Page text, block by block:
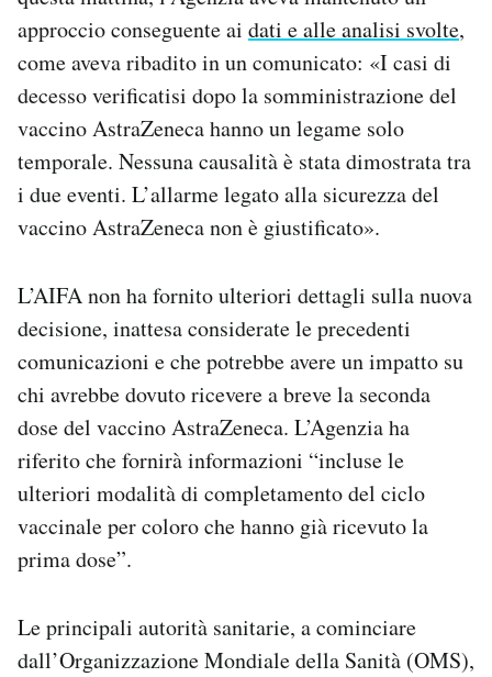
approccio conseguente ai dati e alle analisi svolte,
come aveva ribadito in un comunicato: «I casi di
decesso verificatisi dopo la somministrazione del
vaccino AstraZeneca hanno un legame solo
temporale. Nessuna causalità è stata dimostrata tra
i due eventi. L’allarme legato alla sicurezza del
vaccino AstraZeneca non è giustificato».
L’AIFA non ha fornito ulteriori dettagli sulla nuova
decisione, inattesa considerate le precedenti
comunicazioni e che potrebbe avere un impatto su
chi avrebbe dovuto ricevere a breve la seconda
dose del vaccino AstraZeneca. L’Agenzia ha
riferito che fornirà informazioni “incluse le
ulteriori modalità di completamento del ciclo
vaccinale per coloro che hanno già ricevuto la
prima dose”.
Le principali autorità sanitarie, a cominciare
dall’Organizzazione Mondiale della Sanità (OMS),